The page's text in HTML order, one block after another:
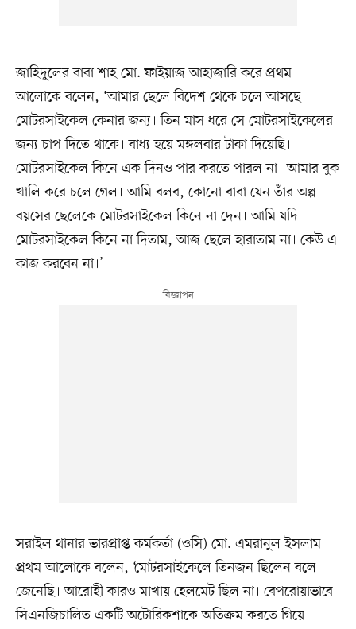
জাহিদুলের বাবা শাহ মো. ফাইয়াজ আহাজারি করে প্রথম
আলোকে বলেন, ‘আমার ছেলে বিদেশ থেকে চলে আসছে
মোটরসাইকেল কেনার জন্য। তিন মাস ধরে সে মোটরসাইকেলের
জন্য চাপ দিতে থাকে। বাধ্য হয়ে মঙ্গলবার টাকা দিয়েছি।
মোটরসাইকেল কিনে এক দিনও পার করতে পারল না। আমার বুক
খালি করে চলে গেল। আমি বলব, কোনো বাবা যেন তাঁর অল্প
বয়সের ছেলেকে মোটরসাইকেল কিনে না দেন। আমি যদি
মোটরসাইকেল কিনে না দিতাম, আজ ছেলে হারাতাম না। কেউ এ
কাজ করবেন না।’
সরাইল থানার ভারপ্রাপ্ত কর্মকর্তা (ওসি) মো. এমরানুল ইসলাম
প্রথম আলোকে বলেন, ‘মোটরসাইকেলে তিনজন ছিলেন বলে
জেনেছি। আরোহী কারও মাখায় হেলমেট ছিল না। বেপরোয়াভাবে
সিএনজিচালিত একটি অটোরিকশাকে অতিক্রম করতে গিয়ে